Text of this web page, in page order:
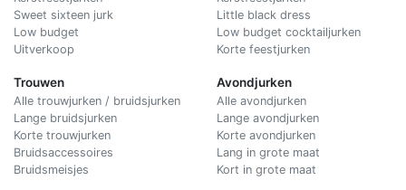
Sweet sixteen jurk
Low budget
Uitverkoop
Trouwen
Alle trouwjurken / bruidsjurken
Lange bruidsjurken
Korte trouwjurken
Bruidsaccessoires
Bruidsmeisjes
Little black dress
Low budget cocktailjurken
Korte feestjurken
Avondjurken
Alle avondjurken
Lange avondjurken
Korte avondjurken
Lang in grote maat
Kort in grote maat